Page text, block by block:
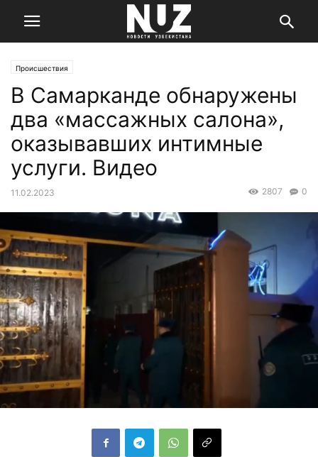
Происшествия
В Самарканде обнаружены
два «массажных салона»,
оказывавших интимные
услуги. Видео
11.02.2023 0
2807